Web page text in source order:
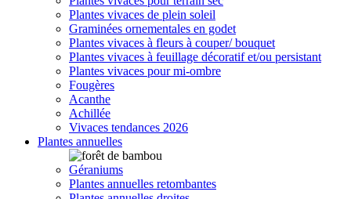
Plantes vivaces de plein soleil
Graminées ornementales en godet
Plantes vivaces à fleurs à couper/ bouquet
Plantes vivaces à feuillage décoratif et/ou persistant
Plantes vivaces pour mi-ombre
Fougères
Acanthe
Achillée
Vivaces tendances 2026
Plantes annuelles
Géraniums
Plantes annuelles retombantes